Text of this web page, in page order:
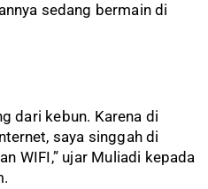
sedang bermain di
dari kebun. Karena di
saya singgah di
WIFI,” ujar Muliadi kepada